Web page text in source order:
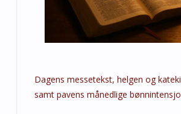
Dagens messetekst, helgen og
samt pavens månedlige